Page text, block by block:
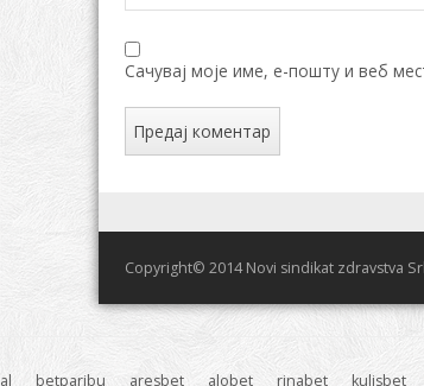
Сачувај моје име, е-пошту и веб
Copyright© 2014 Novi sindikat zdravstva
al
betparibu aresbet alobet rinabet kulisbet